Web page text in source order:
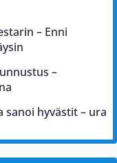
– Enni
–
hyvästit – ura